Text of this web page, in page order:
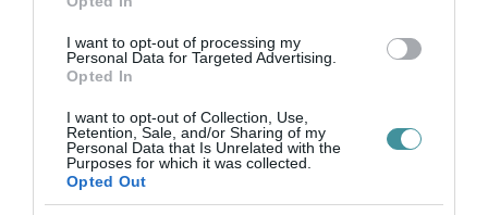
I want to opt-out of processing my
Personal Data for Targeted Advertising.
Opted In
I want to opt-out of Collection, Use,
Retention, Sale, and/or Sharing of my
Personal Data that Is Unrelated with the
Purposes for which it was collected.
Opted Out
FŐVÁROSA – VIDEÓ
Új telephellyel bővült a tiszafüredi Kiss Pál Múzeum, a minap
nyílt meg a múzeum alapítójáról elnevezett Tariczky Endre
épületében kapott ...
400 ÉVES ÁGYÚT TÁRTAK FEL A VÁRBAN – SZENZÁCIÓS LELET
2022. október 07